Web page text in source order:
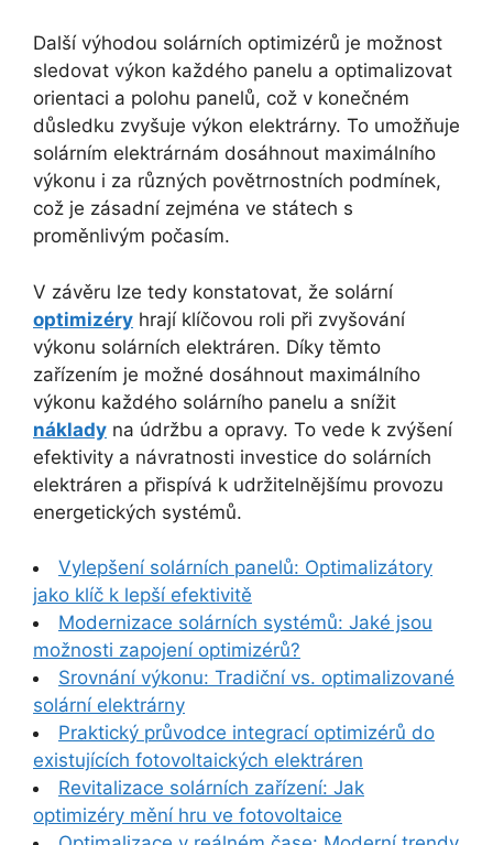
Další výhodou solárních optimizérů je možnost
sledovat výkon každého panelu a optimalizovat
orientaci a polohu panelů, což v konečném
důsledku zvyšuje výkon elektrárny. To umožňuje
solárním elektrárnám dosáhnout maximálního
výkonu i za různých povětrnostních podmínek,
což je zásadní zejména ve státech s
proměnlivým počasím.
V závěru lze tedy konstatovat, že solární
optimizéry hrají klíčovou roli při zvyšování
výkonu solárních elektráren. Díky těmto
zařízením je možné dosáhnout maximálního
výkonu každého solárního panelu a snížit
náklady na údržbu a opravy. To vede k zvýšení
efektivity a návratnosti investice do solárních
elektráren a přispívá k udržitelnějšímu provozu
energetických systémů.
Vylepšení solárních panelů: Optimalizátory
jako klíč k lepší efektivitě
Modernizace solárních systémů: Jaké jsou
možnosti zapojení optimizérů?
Srovnání výkonu: Tradiční vs. optimalizované
solární elektrárny
Praktický průvodce integrací optimizérů do
existujících fotovoltaických elektráren
Revitalizace solárních zařízení: Jak
optimizéry mění hru ve fotovoltaice